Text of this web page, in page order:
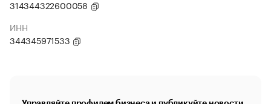
314344322600058
ИНН
344345971533